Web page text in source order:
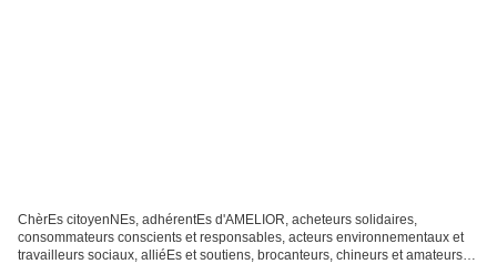
ChèrEs citoyenNEs, adhérentEs d'AMELIOR, acheteurs solidaires,
consommateurs conscients et responsables, acteurs environnementaux et
travailleurs sociaux, alliéEs et soutiens, brocanteurs, chineurs et amateurs